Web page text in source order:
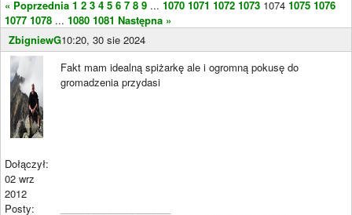
« Poprzednia 1 2 3 4 5 6 7 8 9 ... 1070 1071 1072 1073 1074 1075 1076
1077 1078 ... 1080 1081 Następna »
ZbigniewG10:20, 30 sie 2024
Dołączył:
02 wrz
2012
Posty:
Fakt mam idealną spiżarkę ale i ogromną pokusę do
gromadzenia przydasi